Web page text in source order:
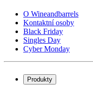
O Wineandbarrels
Kontaktní osoby
Black Friday
Singles Day
Cyber Monday
Produkty